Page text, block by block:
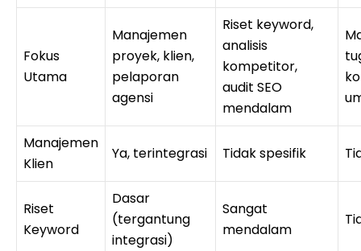
Fokus
Utama
Manajemen
proyek, klien,
pelaporan
agensi
Riset keyword,
analisis
kompetitor,
audit SEO
mendalam
Manajemen
Klien
Ya, terintegrasi Tidak spesifik
Riset
Keyword
Dasar
(tergantung
integrasi)
Sangat
mendalam